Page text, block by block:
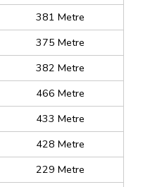
381 Metre
375 Metre
382 Metre
466 Metre
433 Metre
428 Metre
229 Metre